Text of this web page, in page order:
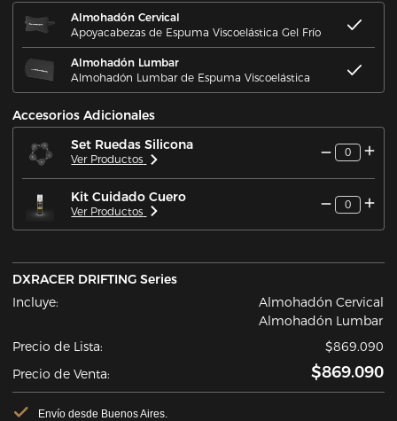
Almohadón Cervical
Apoyacabezas de Espuma Viscoelástica Gel Frío
Almohadón Lumbar
Almohadón Lumbar de Espuma Viscoelástica
Accesorios Adicionales
Set Ruedas Silicona
Ver Productos
0
Kit Cuidado Cuero
Ver Productos
0
DXRACER DRIFTING Series
Incluye:
Almohadón Cervical
Almohadón Lumbar
Precio de Lista:
$869.090
Precio de Venta:
$869.090
Envío desde Buenos Aires.